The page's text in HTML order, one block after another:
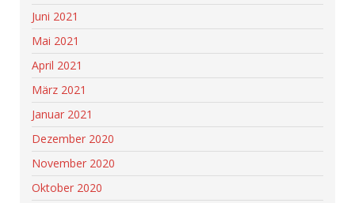
Juni 2021
Mai 2021
April 2021
März 2021
Januar 2021
Dezember 2020
November 2020
Oktober 2020